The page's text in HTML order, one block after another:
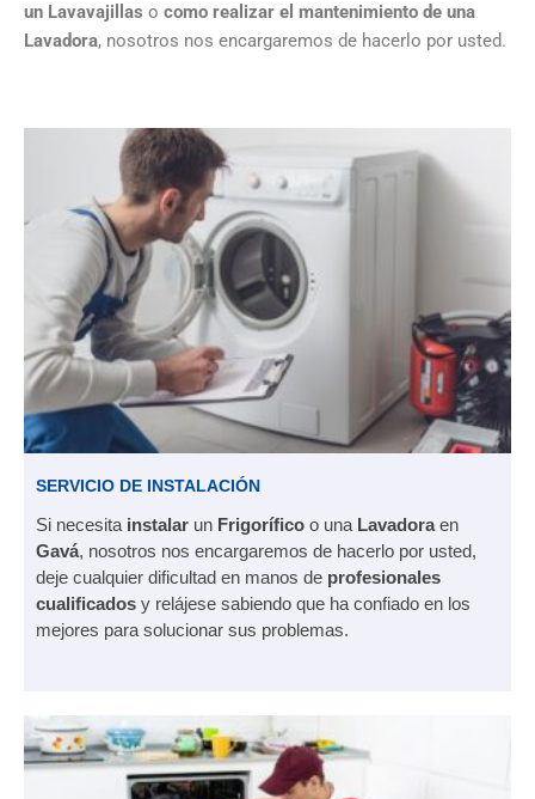
un Lavavajillas o como realizar el mantenimiento de una
Lavadora, nosotros nos encargaremos de hacerlo por usted.
SERVICIO DE INSTALACIÓN
Si necesita instalar un Frigorífico o una Lavadoraen
Gavá, nosotros nos encargaremos de hacerlo por usted,
deje cualquier dificultad en manos de profesionales
cualificados y relájese sabiendo que ha confiado en los
mejores para solucionar sus problemas.